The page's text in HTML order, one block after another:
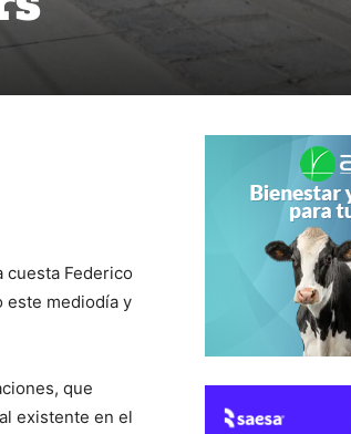
Federico
este mediodía y
que
existente en el